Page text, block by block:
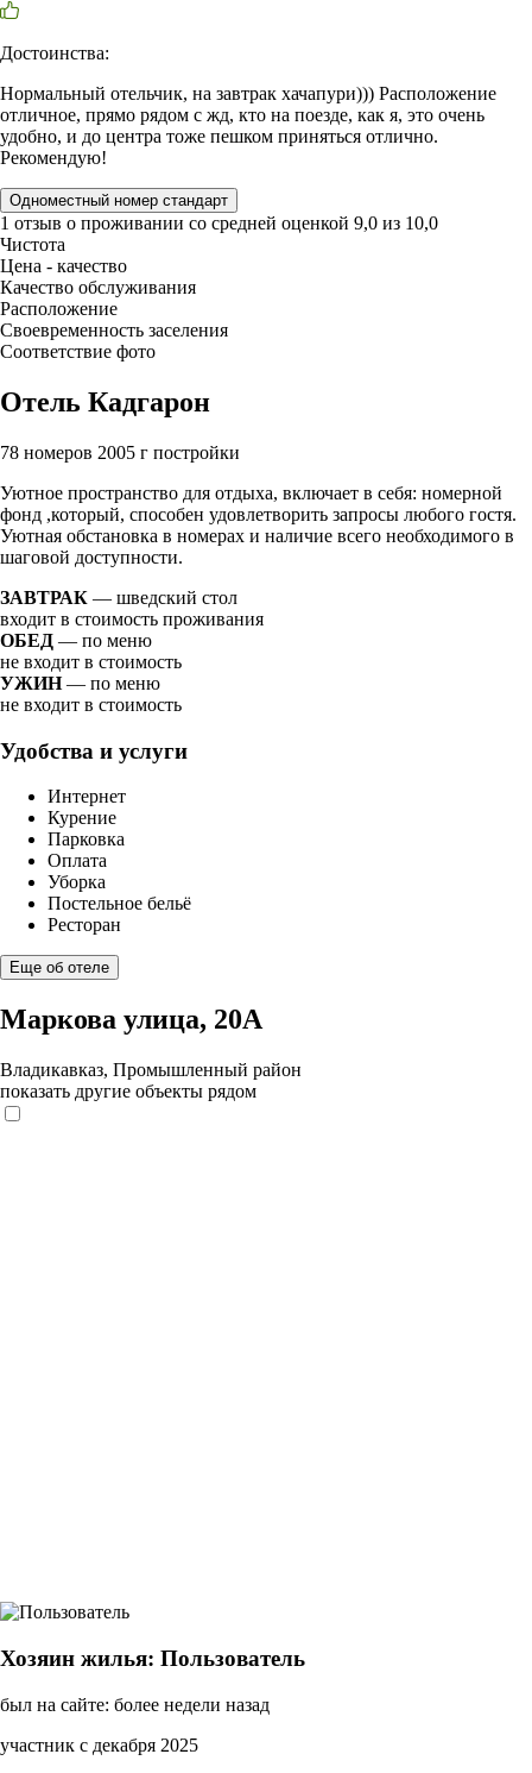
Достоинства:
Нормальный отельчик, на завтрак хачапури))) Расположение
отличное, прямо рядом с жд, кто на поезде, как я, это очень
удобно, и до центра тоже пешком приняться отлично.
Рекомендую!
Одноместный номер стандарт
1 отзыв о проживании со средней оценкой 9,0 из 10,0
Чистота
Цена - качество
Качество обслуживания
Расположение
Своевременность заселения
Соответствие фото
Отель Кадгарон
78 номеров 2005 г постройки
Уютное пространство для отдыха, включает в себя: номерной
фонд ,который, способен удовлетворить запросы любого гостя.
Уютная обстановка в номерах и наличие всего необходимого в
шаговой доступности.
ЗАВТРАК — шведский стол
входит в стоимость проживания
ОБЕД — по меню
не входит в стоимость
УЖИН— по меню
не входит в стоимость
Удобства и услуги
Интернет
Курение
Парковка
Оплата
Уборка
Постельное бельё
Ресторан
Еще об отеле
Маркова улица, 20А
Владикавказ, Промышленный район
показать другие объекты рядом
Хозяин жилья: Пользователь
был на сайте: более недели назад
участник с декабря 2025